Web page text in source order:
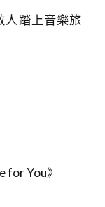
人踏上音樂旅
for You》